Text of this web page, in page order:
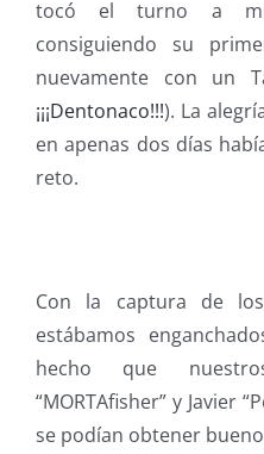
tocó el turno a mi
consiguiendo su
nuevamente con un
¡¡¡Dentonaco!!!). La
en apenas dos días
reto.
Con la captura de
estábamos
hecho que
“MORTAfisher” y Javier
se podían obtener